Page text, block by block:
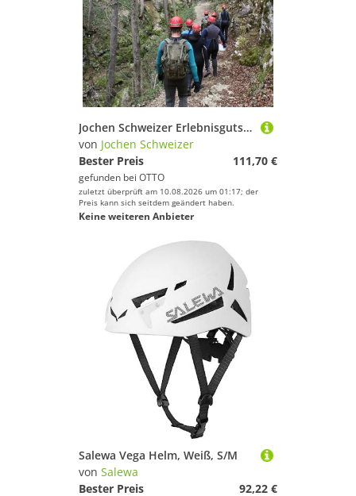
Jochen Schweizer Erlebnisgutschein Höhlentrekking und -schwimmen Reutlingen, Werde zum König der Unterwelt!
von Jochen Schweizer
Bester Preis
111,70 €
gefunden bei OTTO
zuletzt überprüft am 10.08.2026 um 01:17; der
Preis kann sich seitdem geändert haben.
Keine weiteren Anbieter
Salewa Vega Helm, Weiß, S/M
von Salewa
Bester Preis
92,22 €